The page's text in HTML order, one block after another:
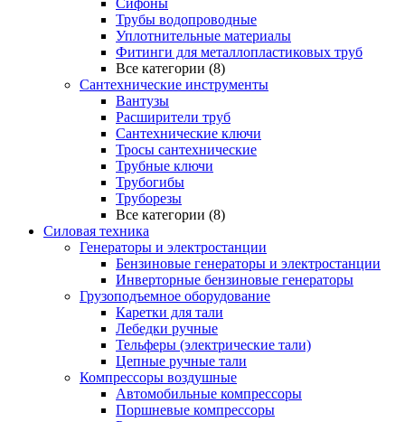
Сифоны
Трубы водопроводные
Уплотнительные материалы
Фитинги для металлопластиковых труб
Все категории (8)
Сантехнические инструменты
Вантузы
Расширители труб
Сантехнические ключи
Тросы сантехнические
Трубные ключи
Трубогибы
Труборезы
Все категории (8)
Силовая техника
Генераторы и электростанции
Бензиновые генераторы и электростанции
Инверторные бензиновые генераторы
Грузоподъемное оборудование
Каретки для тали
Лебедки ручные
Тельферы (электрические тали)
Цепные ручные тали
Компрессоры воздушные
Автомобильные компрессоры
Поршневые компрессоры